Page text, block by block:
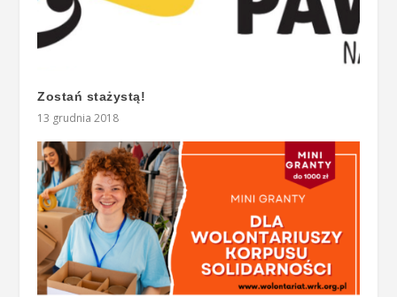
Zostań stażystą!
13 grudnia 2018